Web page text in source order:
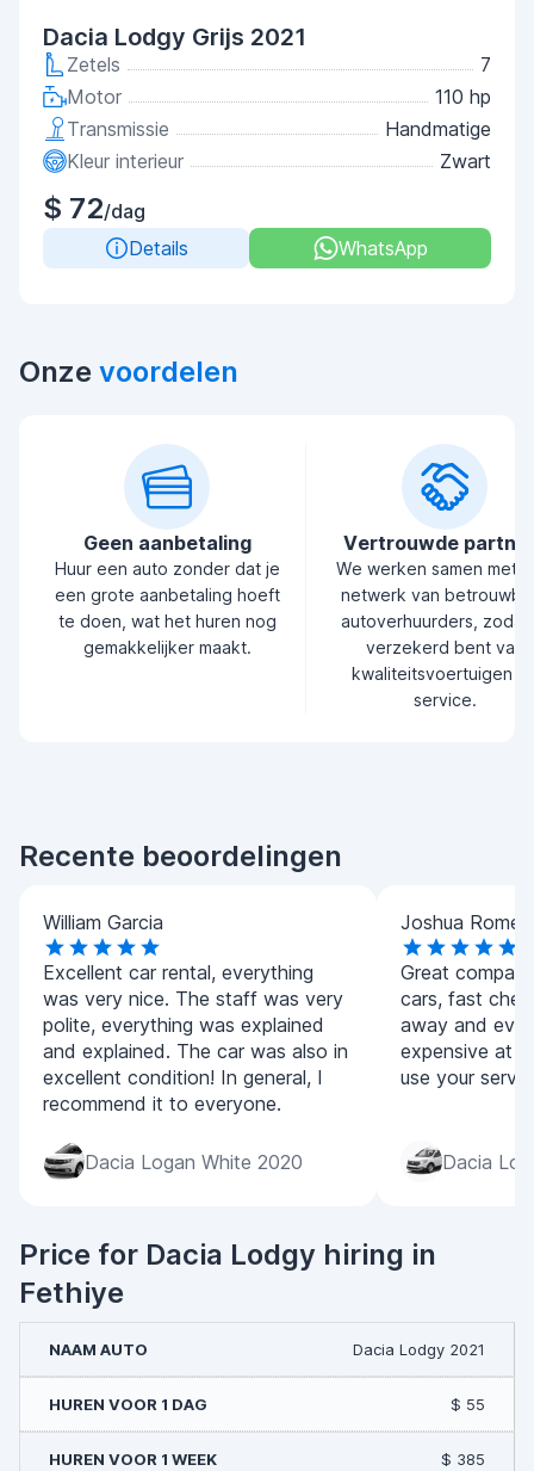
Dacia Lodgy Grijs 2021
Zetels
7
Motor
110 hp
Transmissie
Handmatige
Kleur interieur
Zwart
$ 72/dag
Details
WhatsApp
Onze voordelen
Geen aanbetaling
Huur een auto zonder dat je
een grote aanbetaling hoeft
te doen, wat het huren nog
gemakkelijker maakt.
Vertrouwde
We werken samen met
netwerk van
autoverhuurders, zodat
verzekerd bent van
kwaliteitsvoertuigen
service.
Recente beoordelingen
William Garcia
Excellent car rental, everything
was very nice. The staff was very
polite, everything was explained
and explained. The car was also in
excellent condition! In general, I
recommend it to everyone.
Dacia Logan White 2020
Joshua
Great
cars, fast
away and
expensive at
use your
Dacia
Price for Dacia Lodgy hiring in
Fethiye
Dacia Lodgy 2021
$ 55
$ 385